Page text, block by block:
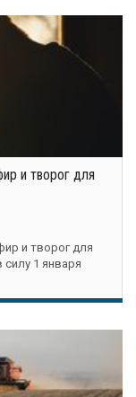
и творог для
и творог для
силу 1 января